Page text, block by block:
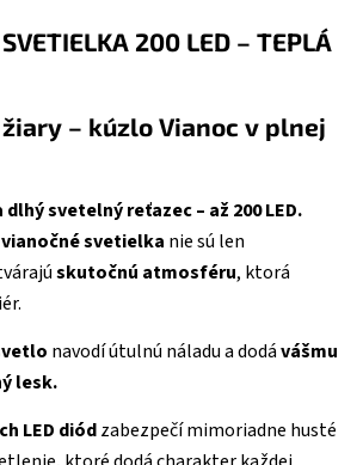
SVETIELKA 200 LED – TEPLÁ
– kúzlo Vianoc v plnej
svetelný reťazec – až 200 LED.
svetielka nie sú len
skutočnú atmosféru, ktorá
navodí útulnú náladu a dodávášmu
lesk.
LED diódzabezpečí mimoriadne husté